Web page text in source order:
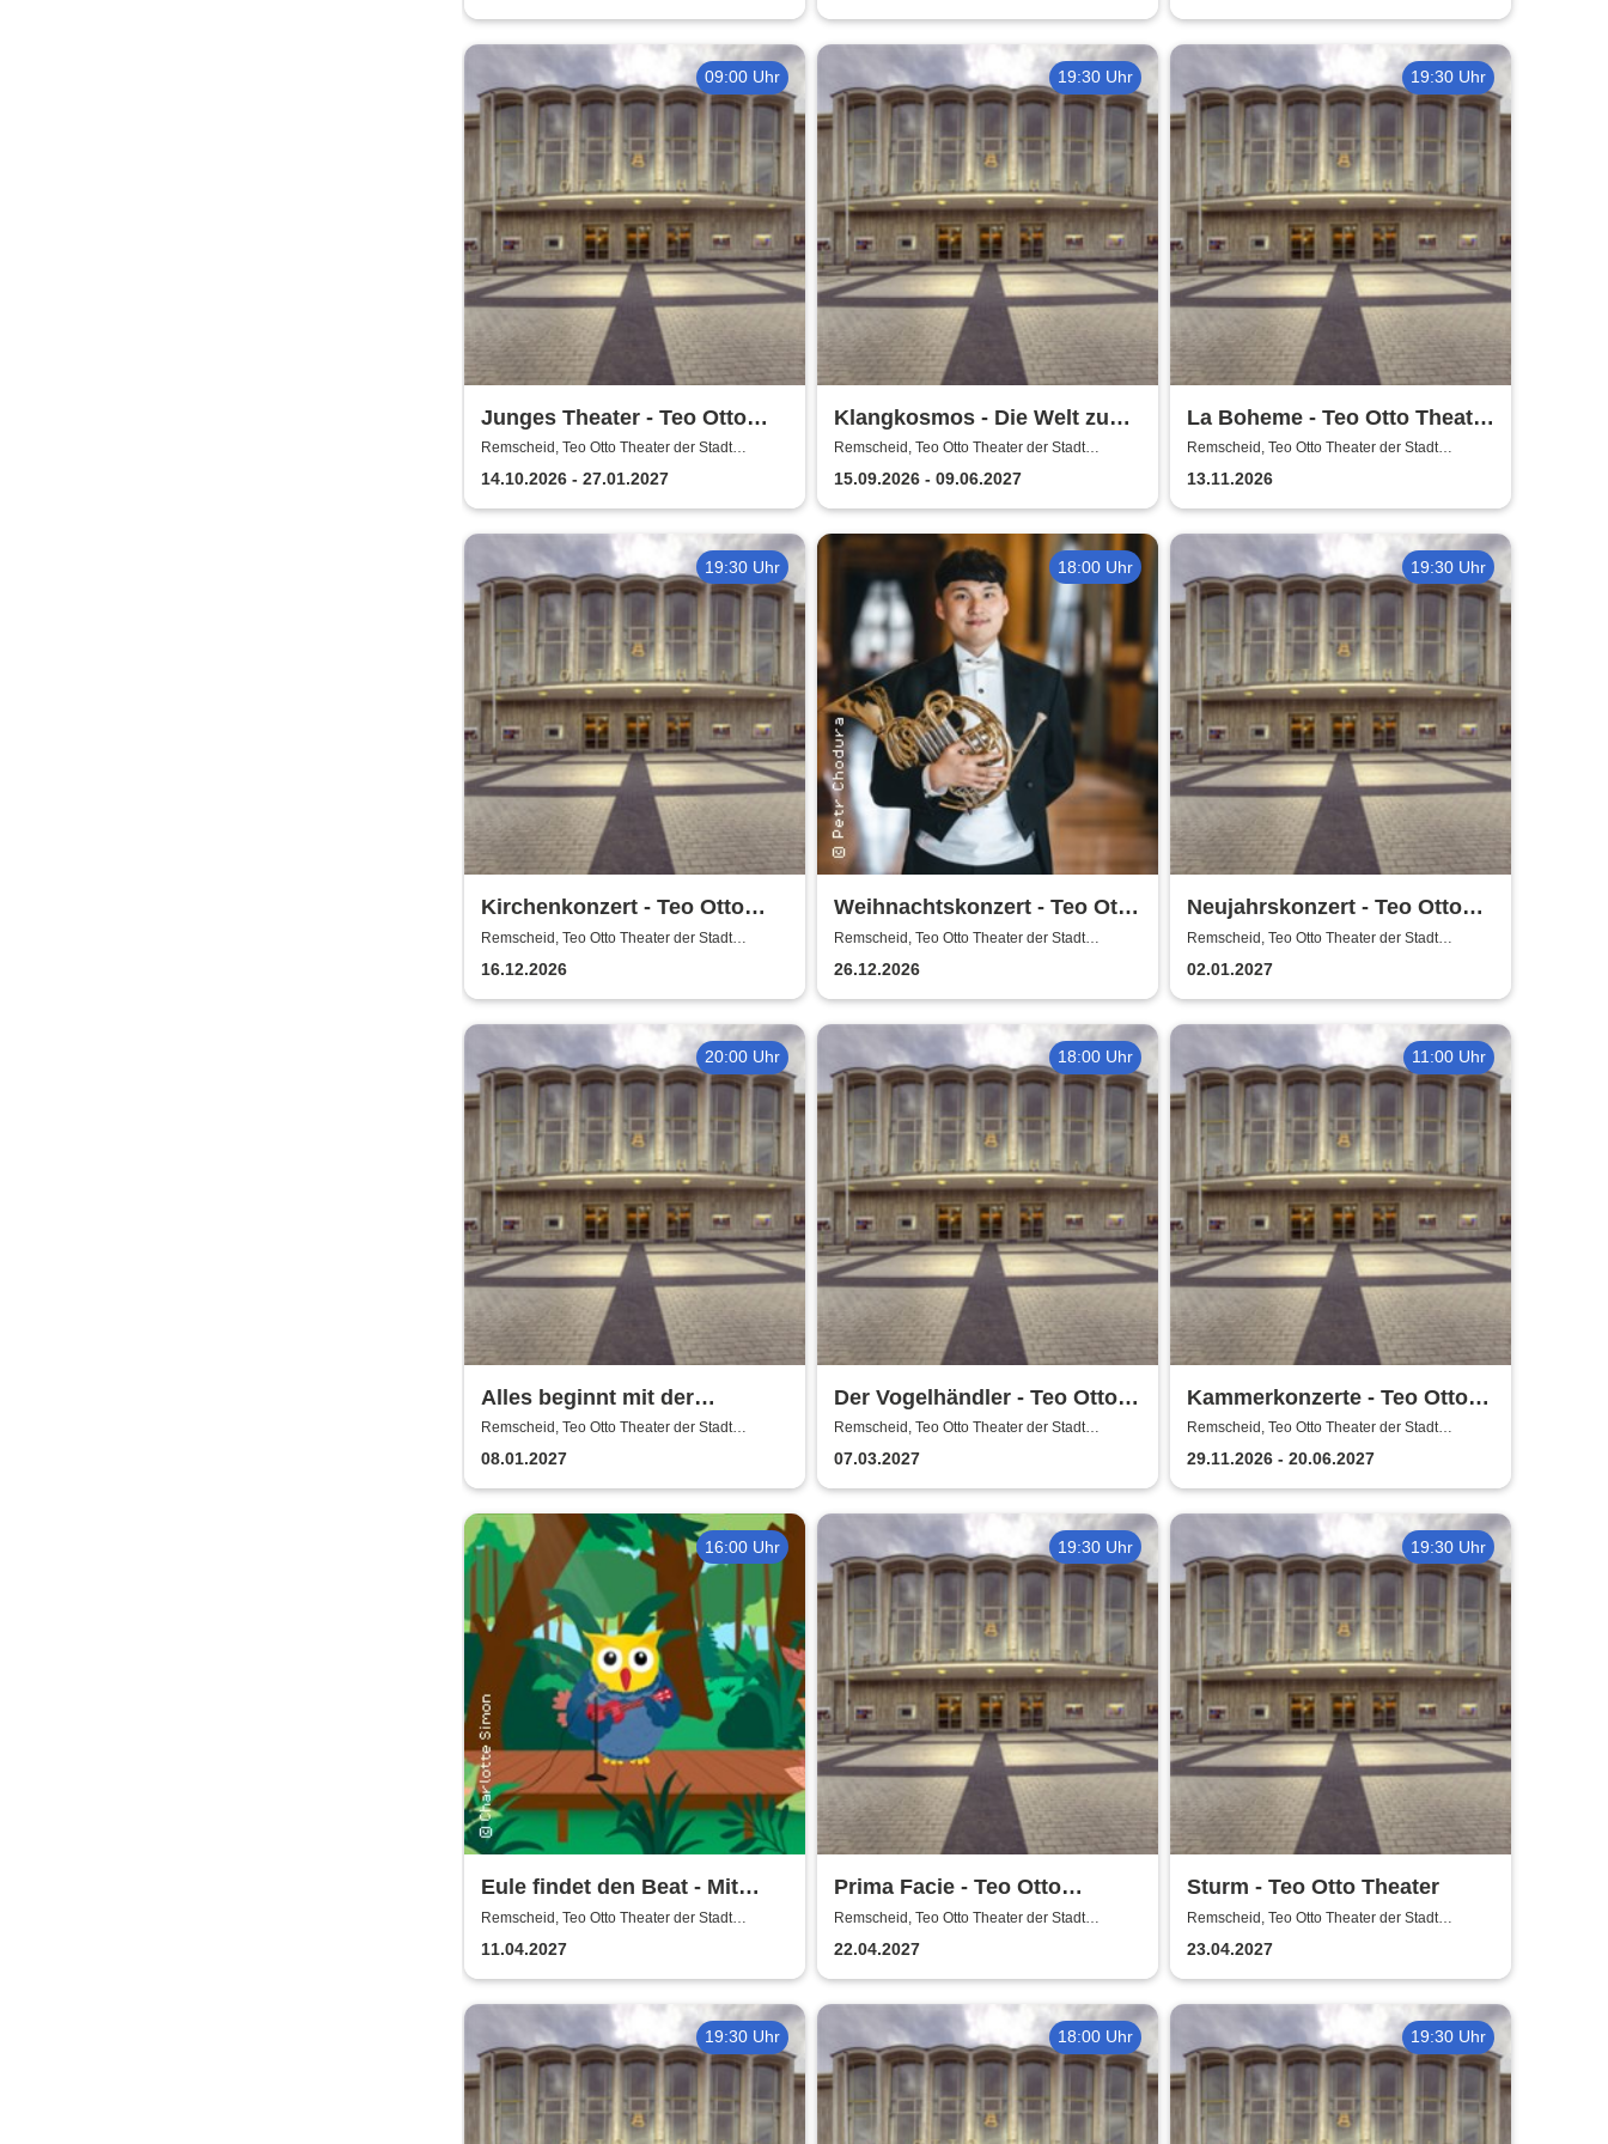
09:00 Uhr
Junges Theater - Teo Otto
Theater der Stadt Remscheid
Remscheid, Teo Otto Theater der Stadt
Remscheid
14.10.2026 - 27.01.2027
19:30 Uhr
Klangkosmos - Die Welt zu
Gast in Remscheid
Remscheid, Teo Otto Theater der Stadt
Remscheid
15.09.2026 - 09.06.2027
19:30 Uhr
La Boheme - Teo Otto Theater
der Stadt Remscheid
Remscheid, Teo Otto Theater der Stadt
Remscheid
13.11.2026
19:30 Uhr
Kirchenkonzert - Teo Otto
Theater der Stadt Remscheid
Remscheid, Teo Otto Theater der Stadt
16.12.2026
18:00 Uhr
Weihnachtskonzert - Teo Otto
Theater der Stadt Remscheid
Remscheid, Teo Otto Theater der Stadt
26.12.2026
19:30 Uhr
Neujahrskonzert - Teo Otto
Theater der Stadt Remscheid
Remscheid, Teo Otto Theater der Stadt
02.01.2027
20:00 Uhr
Alles beginnt mit der
Sehnsucht - Teo Otto Theater
Remscheid, Teo Otto Theater der Stadt
Remscheid
08.01.2027
18:00 Uhr
Der Vogelhändler - Teo Otto
Theater der Stadt Remscheid
Remscheid, Teo Otto Theater der Stadt
Remscheid
07.03.2027
11:00 Uhr
Kammerkonzerte - Teo Otto
Theater der Stadt Remscheid
Remscheid, Teo Otto Theater der Stadt
Remscheid
29.11.2026 - 20.06.2027
16:00 Uhr
Eule findet den Beat - Mit
Gefühl
Remscheid, Teo Otto Theater der Stadt
11.04.2027
19:30 Uhr
Prima Facie - Teo Otto
Theater
Remscheid, Teo Otto Theater der Stadt
22.04.2027
19:30 Uhr
Sturm - Teo Otto Theater
Remscheid, Teo Otto Theater der Stadt
23.04.2027
19:30 Uhr 18:00 Uhr 19:30 Uhr